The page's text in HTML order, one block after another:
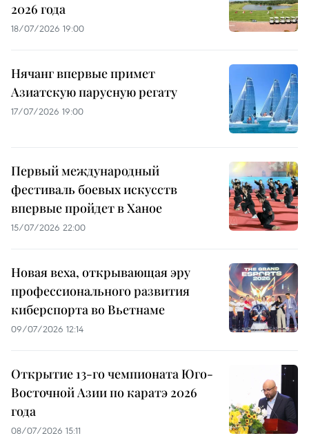
2026 года
18/07/2026 19:00
Нячанг впервые примет
Азиатскую парусную регату
17/07/2026 19:00
Первый международный
фестиваль боевых искусств
впервые пройдет в Ханое
15/07/2026 22:00
Новая веха, открывающая эру
профессионального развития
киберспорта во Вьетнаме
09/07/2026 12:14
Открытие 13-го чемпионата Юго-
Восточной Азии по каратэ 2026
года
08/07/2026 15:11